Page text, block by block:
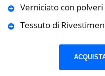
Verniciato con
Tessuto di